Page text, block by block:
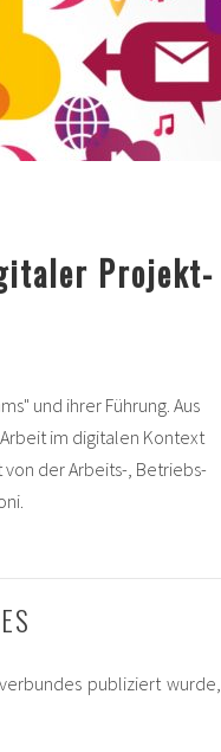
Projekt-
und ihrer Führung. Aus
im digitalen Kontext
der Arbeits-, Betriebs-
publiziert wurde,